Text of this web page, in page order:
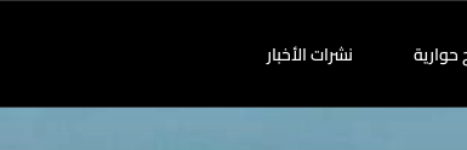
حوارية نشرات الأخبار